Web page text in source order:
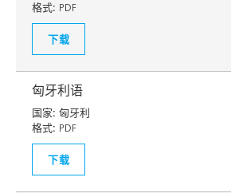
格式: PDF
下载
匈牙利语
国家: 匈牙利
格式: PDF
下载